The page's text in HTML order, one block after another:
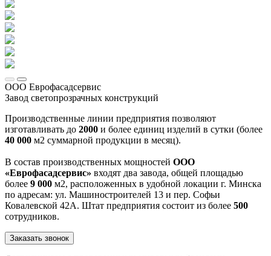
ООО Еврофасадсервис
Завод светопрозрачных конструкций
Производственные линии предприятия позволяют
изготавливать до 2000 и более единиц изделий в сутки (более
40 000 м2 суммарной продукции в месяц).
В состав производственных мощностей ООО
«Еврофасадсервис» входят два завода, общей площадью
более 9 000 м2, расположенных в удобной локации г. Минска
по адресам: ул. Машиностроителей 13 и пер. Софьи
Ковалевской 42А. Штат предприятия состоит из более 500
сотрудников.
Заказать звонок